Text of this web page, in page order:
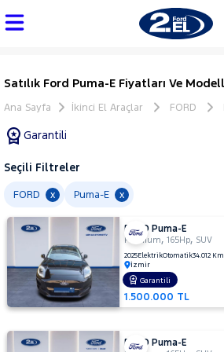
Satılık Ford Puma-E Fiyatları Ve
Ana Sayfa İkinci El Araçlar FORD
Garantili
Tüm
Araçlar
AUDI
BMC
BMW
BYD
Seçili Filtreler
FORD x Puma-E x
FORD Puma-E
Premium,165Hp, SUV
2025ElektrikOtomatik34.012 Km
İzmir
1.500.000 TL
Garantili
FORD Puma-E